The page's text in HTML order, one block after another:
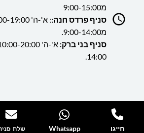
מ9:00-15:00
סניף פרדס חנה:
מ9:00-14:00.
סניף בני ברק:
14:00.
חייגו Whatsapp שלח
כל הזכויות שמורות ללה